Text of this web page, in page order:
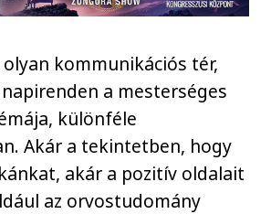
kommunikációs tér,
a mesterséges
különféle
Akár a tekintetben, hogy
akár a pozitív oldalait
az orvostudomány